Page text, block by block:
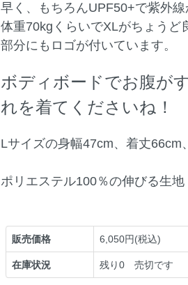
早く、もちろんUPF50+で紫外
体重70kgくらいでXLがちょうど
部分にもロゴが付いています。
ボディボードでお腹が
れを着てくださいね！
Lサイズの身幅47cm、着丈
ポリエステル100％の伸びる生地
販売価格 6,050円(税込)
在庫状況 残り0 売切です